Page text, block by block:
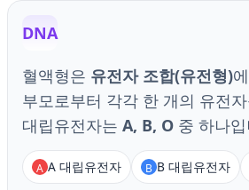
DNA
혈액형은 유전자 조합(유전형)
부모로부터 각각 한 개의 유전
대립유전자는 A, B, O 중 하나
A A 대립유전자 B B 대립유전자